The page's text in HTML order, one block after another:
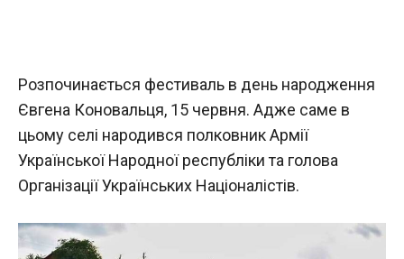
Розпочинається фестиваль в день народження
Євгена Коновальця, 15 червня. Адже саме в
цьому селі народився полковник Армії
Української Народної республіки та голова
Організації Українських Націоналістів.